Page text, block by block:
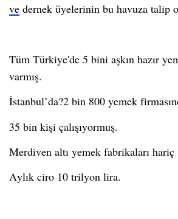
ve dernek üyelerinin bu havuza talip
Tüm Türkiye'de 5 bini aşkın hazır
varmış.
İstanbul’da?2 bin 800 yemek
35 bin kişi çalışıyormuş.
Merdiven altı yemek fabrikaları hariç
Aylık ciro 10 trilyon lira.